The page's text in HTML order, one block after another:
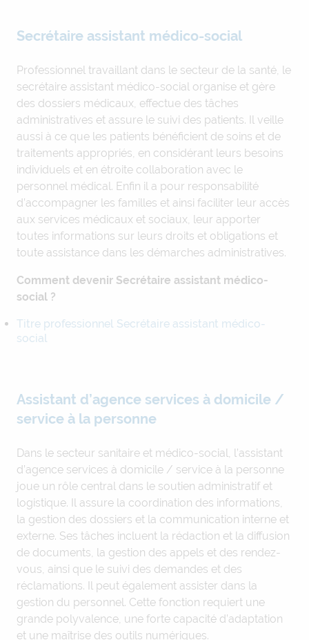
Secrétaire assistant médico-social
Professionnel travaillant dans le secteur de la santé, le
secrétaire assistant médico-social organise et gère
des dossiers médicaux, effectue des tâches
administratives et assure le suivi des patients. Il veille
aussi à ce que les patients bénéficient de soins et de
traitements appropriés, en considérant leurs besoins
individuels et en étroite collaboration avec le
personnel médical. Enfin il a pour responsabilité
d’accompagner les familles et ainsi faciliter leur accès
aux services médicaux et sociaux, leur apporter
toutes informations sur leurs droits et obligations et
toute assistance dans les démarches administratives.
Comment devenir Secrétaire assistant médico-
social ?
Titre professionnel Secrétaire assistant médico-
social
Assistant d’agence services à domicile /
service à la personne
Dans le secteur sanitaire et médico-social, l’assistant
d’agence services à domicile / service à la personne
joue un rôle central dans le soutien administratif et
logistique. Il assure la coordination des informations,
la gestion des dossiers et la communication interne et
externe. Ses tâches incluent la rédaction et la diffusion
de documents, la gestion des appels et des rendez-
vous, ainsi que le suivi des demandes et des
réclamations. Il peut également assister dans la
gestion du personnel. Cette fonction requiert une
grande polyvalence, une forte capacité d’adaptation
et une maîtrise des outils numériques.